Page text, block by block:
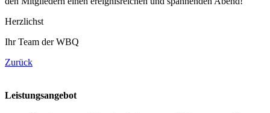
Herzlichst
Ihr Team der WBQ
Zurück
Leistungsangebot